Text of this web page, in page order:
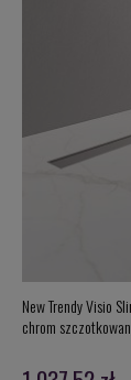
New Trendy Visio
chrom